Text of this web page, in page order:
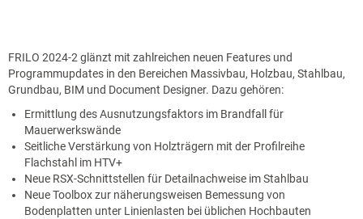
FRILO 2024-2 glänzt mit zahlreichen neuen Features und
Programmupdates in den Bereichen Massivbau, Holzbau, Stahlbau,
Grundbau, BIM und Document Designer. Dazu gehören:
Ermittlung des Ausnutzungsfaktors im Brandfall für
Mauerwerkswände
Seitliche Verstärkung von Holzträgern mit der Profilreihe
Flachstahl im HTV+
Neue RSX-Schnittstellen für Detailnachweise im Stahlbau
Neue Toolbox zur näherungsweisen Bemessung von
Bodenplatten unter Linienlasten bei üblichen Hochbauten